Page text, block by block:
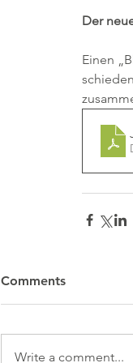
Der
Einen
Comments
Write a comment...